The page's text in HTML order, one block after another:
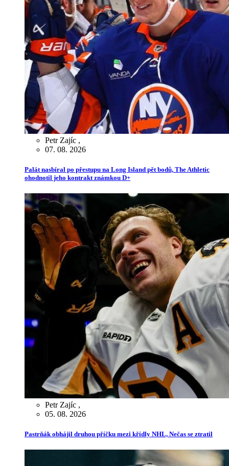
Petr Zajíc ,
07. 08. 2026
Palát nasbíral po přestupu na Long Island pět bodů, The Athletic
ohodnotil jeho kontrakt známkou D+
Petr Zajíc ,
05. 08. 2026
Pastrňák obhájil druhou příčku mezi křídly NHL, Nečas se ztratil